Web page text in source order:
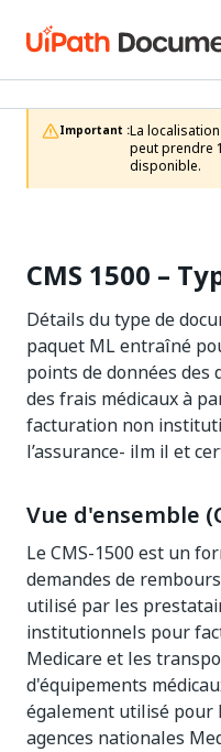
Important :La
peut prendre
disponible.
CMS 1500 –
Détails du type de
paquet ML entraîné
points de données des
des frais médicaux à
facturation non
l’assurance- ilm il et
Vue d'ensemble
Le CMS-1500 est un
demandes de
utilisé par les
institutionnels pour
Medicare et les
d'équipements
également utilisé pour
agences nationales